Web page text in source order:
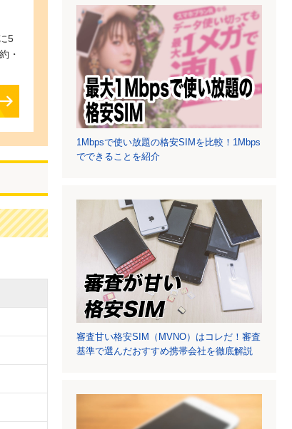
5
・
1Mbpsで使い放題の格安SIMを比較！1Mbps
でできることを紹介
審査甘い格安SIM（MVNO）はコレだ！審査
基準で選んだおすすめ携帯会社を徹底解説